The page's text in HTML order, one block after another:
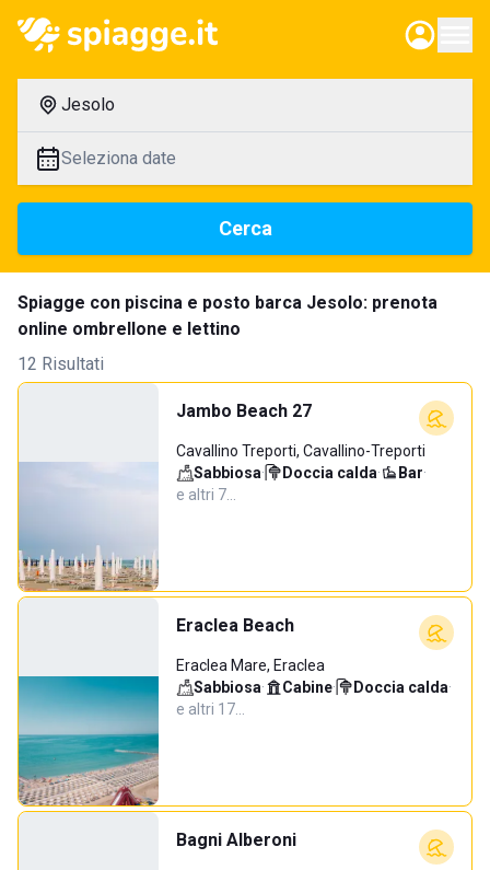
Jesolo
Seleziona date
Cerca
Spiagge con piscina e posto barca Jesolo: prenota
online ombrellone e lettino
12 Risultati
Jambo Beach 27
Cavallino Treporti, Cavallino-Treporti
Sabbiosa· Doccia calda· Bar·
e altri 7…
Eraclea Beach
Eraclea Mare, Eraclea
Sabbiosa· Cabine· Doccia calda·
e altri 17…
Bagni Alberoni